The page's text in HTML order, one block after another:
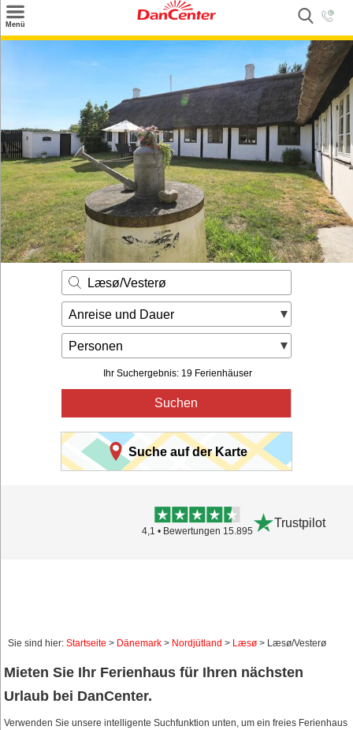
Menü
Weitere Urlaubsziele
Angebote
Inspiration
Kontakt
Gut zu wissen
Login
Læsø/Vesterø
Anreise und Dauer
Personen
Ihr Suchergebnis: 19 Ferienhäuser
Suchen
Suche auf der Karte
4,1 • Bewertungen 15.895
Trustpilot
Sie sind hier: Startseite > Dänemark > Nordjütland > Læsø > Læsø/Vesterø
Mieten Sie Ihr Ferienhaus für Ihren nächsten
Urlaub bei DanCenter.
Verwenden Sie unsere intelligente Suchfunktion unten, um ein freies Ferienhaus